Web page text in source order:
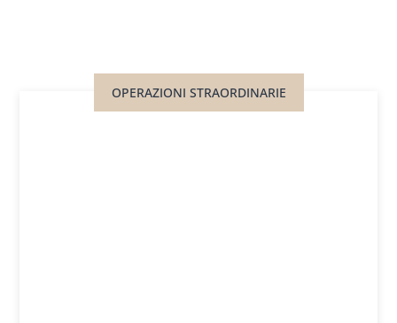
OPERAZIONI STRAORDINARIE